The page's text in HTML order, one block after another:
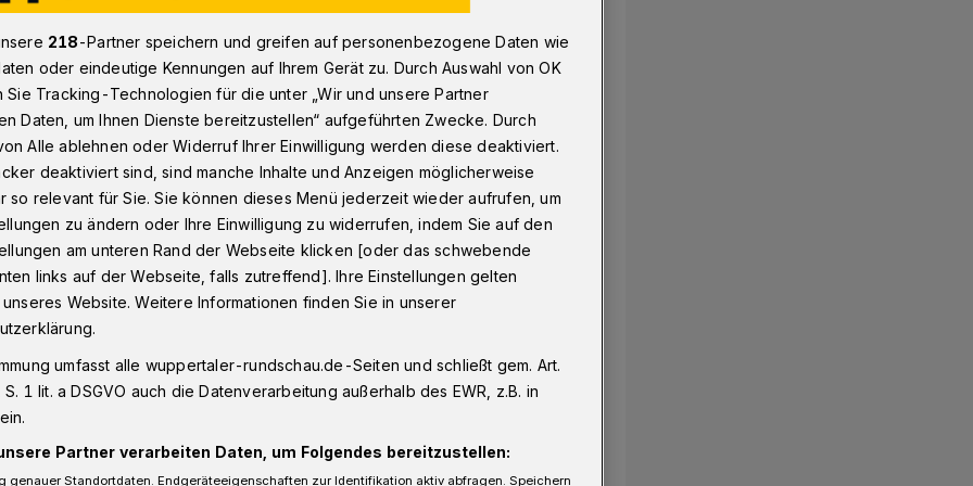
Weihnachtsmarkt auf dem Dönberg
auf dem
wird es am Samstag, 16. Dezember
Schützenvereins am
geben.
218-Partner speichern und greifen auf personenbezogene Daten wie
oder eindeutige Kennungen auf Ihrem Gerät zu. Durch Auswahl von OK
Sie Tracking-Technologien für die unter „Wir und unsere Partner
Daten, um Ihnen Dienste bereitzustellen“ aufgeführten Zwecke. Durch
Alle ablehnen oder Widerruf Ihrer Einwilligung werden diese deaktiviert.
deaktiviert sind, sind manche Inhalte und Anzeigen möglicherweise
so relevant für Sie. Sie können dieses Menü jederzeit wieder aufrufen, um
zu ändern oder Ihre Einwilligung zu widerrufen, indem Sie auf den
am unteren Rand der Webseite klicken [oder das schwebende
links auf der Webseite, falls zutreffend]. Ihre Einstellungen gelten
Website. Weitere Informationen finden Sie in unserer
umfasst alle wuppertaler-rundschau.de-Seiten und schließt gem. Art.
1 lit. a DSGVO auch die Datenverarbeitung außerhalb des EWR, z.B. in
Partner verarbeiten Daten, um Folgendes bereitzustellen:
genauer Standortdaten. Endgeräteeigenschaften zur Identifikation aktiv abfragen. Speichern